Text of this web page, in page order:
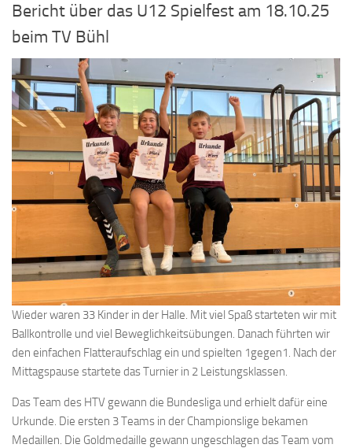
Bericht über das U12 Spielfest am 18.10.25
beim TV Bühl
Wieder waren 33 Kinder in der Halle. Mit viel Spaß starteten wir mit
Ballkontrolle und viel Beweglichkeitsübungen. Danach führten wir
den einfachen Flatteraufschlag ein und spielten 1gegen1. Nach der
Mittagspause startete das Turnier in 2 Leistungsklassen.
Das Team des HTV gewann die Bundesliga und erhielt dafür eine
Urkunde. Die ersten 3 Teams in der Championslige bekamen
Medaillen. Die Goldmedaille gewann ungeschlagen das Team vom